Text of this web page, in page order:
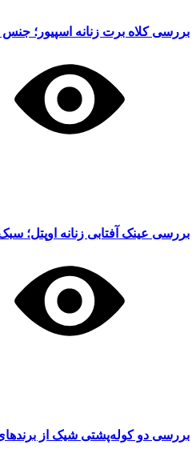
بررسی کلاه برت زنانه اسپیور؛
بررسی عینک آفتابی زنانه اوپتل؛
بررسی دو کوله‌پشتی شیک از برندهای